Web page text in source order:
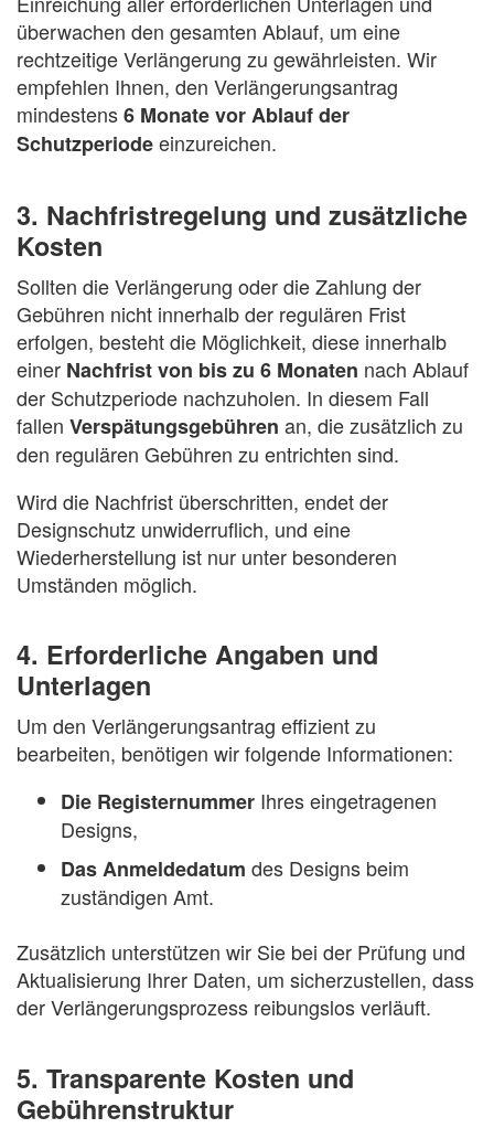
überwachen den gesamten Ablauf, um eine
rechtzeitige Verlängerung zu gewährleisten. Wir
empfehlen Ihnen, den Verlängerungsantrag
mindestens6 Monate vor Ablauf der
Schutzperiodeeinzureichen.
3. Nachfristregelung und zusätzliche
Kosten
Sollten die Verlängerung oder die Zahlung der
Gebühren nicht innerhalb der regulären Frist
erfolgen, besteht die Möglichkeit, diese innerhalb
einer Nachfrist von bis zu 6 Monaten nach Ablauf
der Schutzperiode nachzuholen. In diesem Fall
fallen Verspätungsgebühren an, die zusätzlich zu
den regulären Gebühren zu entrichten sind.
Wird die Nachfrist überschritten, endet der
Designschutz unwiderruflich, und eine
Wiederherstellung ist nur unter besonderen
Umständen möglich.
4. Erforderliche Angaben und
Unterlagen
Um den Verlängerungsantrag effizient zu
bearbeiten, benötigen wir folgende Informationen:
Die Registernummer Ihres eingetragenen
Designs,
Das Anmeldedatum des Designs beim
zuständigen Amt.
Zusätzlich unterstützen wir Sie bei der Prüfung und
Aktualisierung Ihrer Daten, um sicherzustellen, dass
der Verlängerungsprozess reibungslos verläuft.
5. Transparente Kosten und
Gebührenstruktur